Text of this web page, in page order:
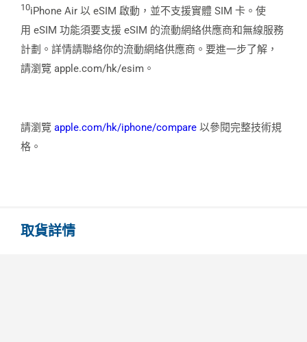
10iPhone Air 以 eSIM 啟動，並不支援實體 SIM 卡。使
用 eSIM 功能須要支援 eSIM 的流動網絡供應商和無線服務
計劃。詳情請聯絡你的流動網絡供應商。要進一步了解，
請瀏覽 apple.com/hk/esim。
請瀏覽 apple.com/hk/iphone/compare 以參閱完整技術規
格。
取貨詳情